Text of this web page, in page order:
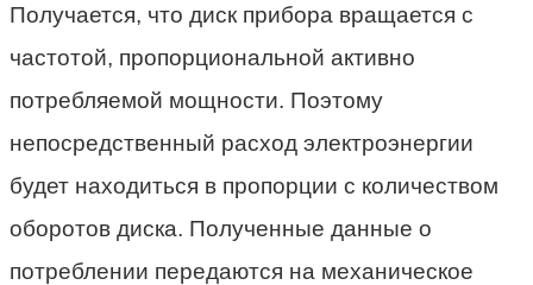
Получается, что диск прибора вращается с
частотой, пропорциональной активно
потребляемой мощности. Поэтому
непосредственный расход электроэнергии
будет находиться в пропорции с количеством
оборотов диска. Полученные данные о
потреблении передаются на механическое